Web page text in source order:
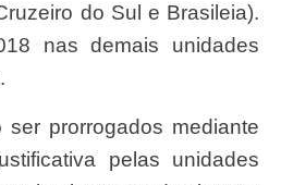
do Sul e Brasileia).
nas demais unidades
pelas unidades